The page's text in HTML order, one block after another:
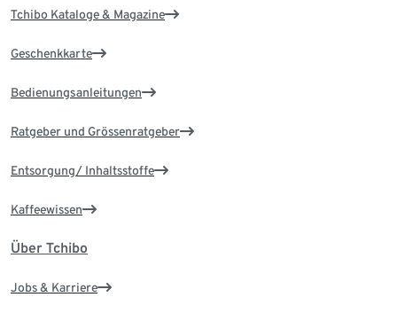
Tchibo Kataloge & Magazine
Geschenkkarte
Bedienungsanleitungen
Ratgeber und Grössenratgeber
Entsorgung/ Inhaltsstoffe
Kaffeewissen
Über Tchibo
Jobs & Karriere